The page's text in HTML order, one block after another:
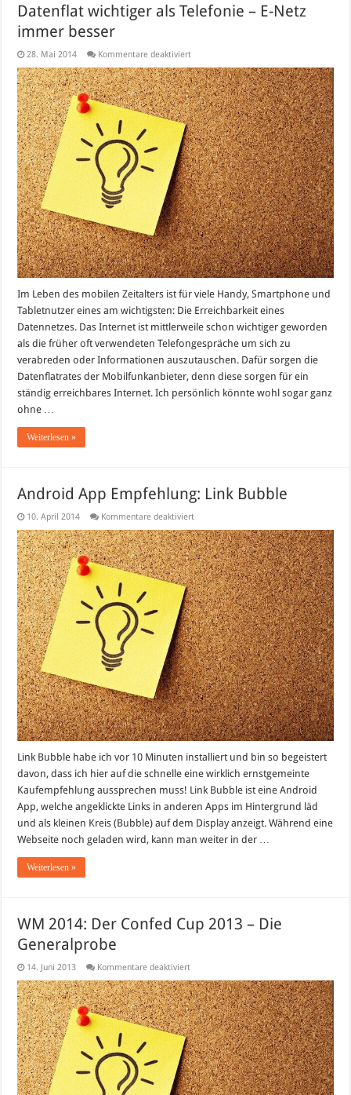
Datenflat wichtiger als Telefonie – E-Netz
immer besser
28. Mai 2014 Kommentare deaktiviertfür
wichtiger
als
Telefonie
–
E-
Netz
immer
besser
Im Leben des mobilen Zeitalters ist für viele Handy, Smartphone und
Tabletnutzer eines am wichtigsten: Die Erreichbarkeit eines
Datennetzes. Das Internet ist mittlerweile schon wichtiger geworden
als die früher oft verwendeten Telefongespräche um sich zu
verabreden oder Informationen auszutauschen. Dafür sorgen die
Datenflatrates der Mobilfunkanbieter, denn diese sorgen für ein
ständig erreichbares Internet. Ich persönlich könnte wohl sogar ganz
ohne …
Weiterlesen »
Android App Empfehlung: Link Bubble
10. April 2014 Kommentare deaktiviertfür
App
Empfehlung:
Link
Bubble
Link Bubble habe ich vor 10 Minuten installiert und bin so begeistert
davon, dass ich hier auf die schnelle eine wirklich ernstgemeinte
Kaufempfehlung aussprechen muss! Link Bubble ist eine Android
App, welche angeklickte Links in anderen Apps im Hintergrund läd
und als kleinen Kreis (Bubble) auf dem Display anzeigt. Während eine
Webseite noch geladen wird, kann man weiter in der …
Weiterlesen »
WM 2014: Der Confed Cup 2013 – Die
Generalprobe
14. Juni 2013 Kommentare deaktiviertfür
2014:
Der
Confed
Cup
2013
–
Die
Generalprobe